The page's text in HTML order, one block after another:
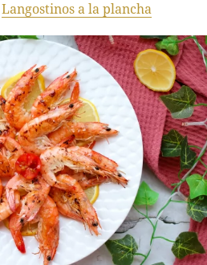
Langostinos a la plancha